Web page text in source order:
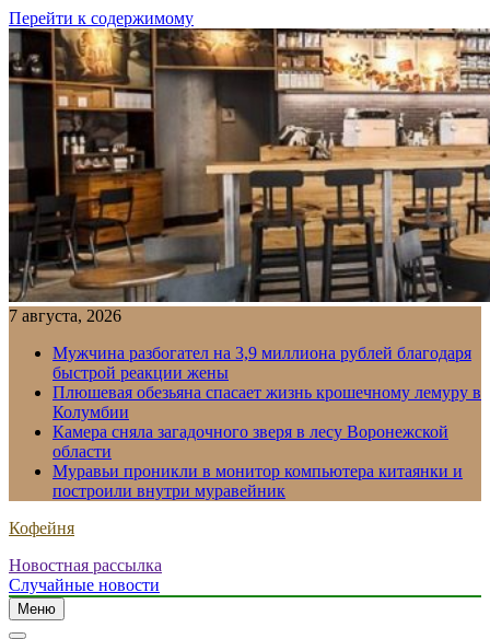
Перейти к содержимому
7 августа, 2026
Мужчина разбогател на 3,9 миллиона рублей благодаря
быстрой реакции жены
Плюшевая обезьяна спасает жизнь крошечному лемуру в
Колумбии
Камера сняла загадочного зверя в лесу Воронежской
области
Муравьи проникли в монитор компьютера китаянки и
построили внутри муравейник
Кофейня
Новостная рассылка
Случайные новости
Меню